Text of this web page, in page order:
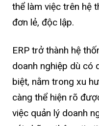
thể làm việc trên hệ
đơn lẻ, độc lập.
ERP trở thành hệ
doanh nghiệp dù có
biệt, nằm trong xu
càng thể hiện rõ
việc quản lý doanh